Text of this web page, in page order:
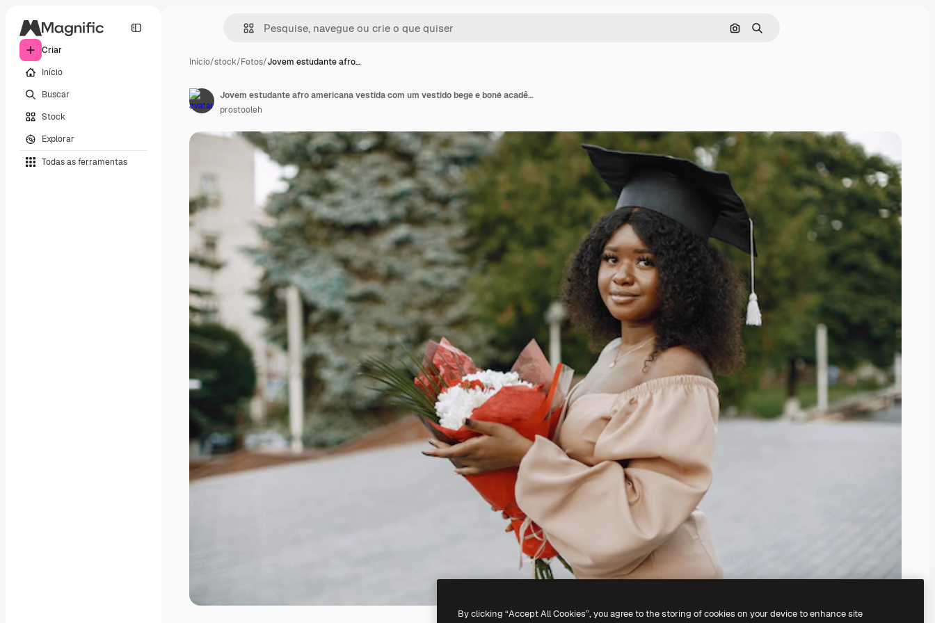
Criar
Início
Buscar
Stock
Explorar
Todas as ferramentas
Pesquisar por imagem
Buscar
Início/stock/Fotos/Jovem estudante afro…
Jovem estudante afro americana vestida com um vestido bege e boné acadêmico. Campus como pano de fundo
prostooleh
By clicking “Accept All Cookies”, you agree to the storing of cookies on your device to enhance site